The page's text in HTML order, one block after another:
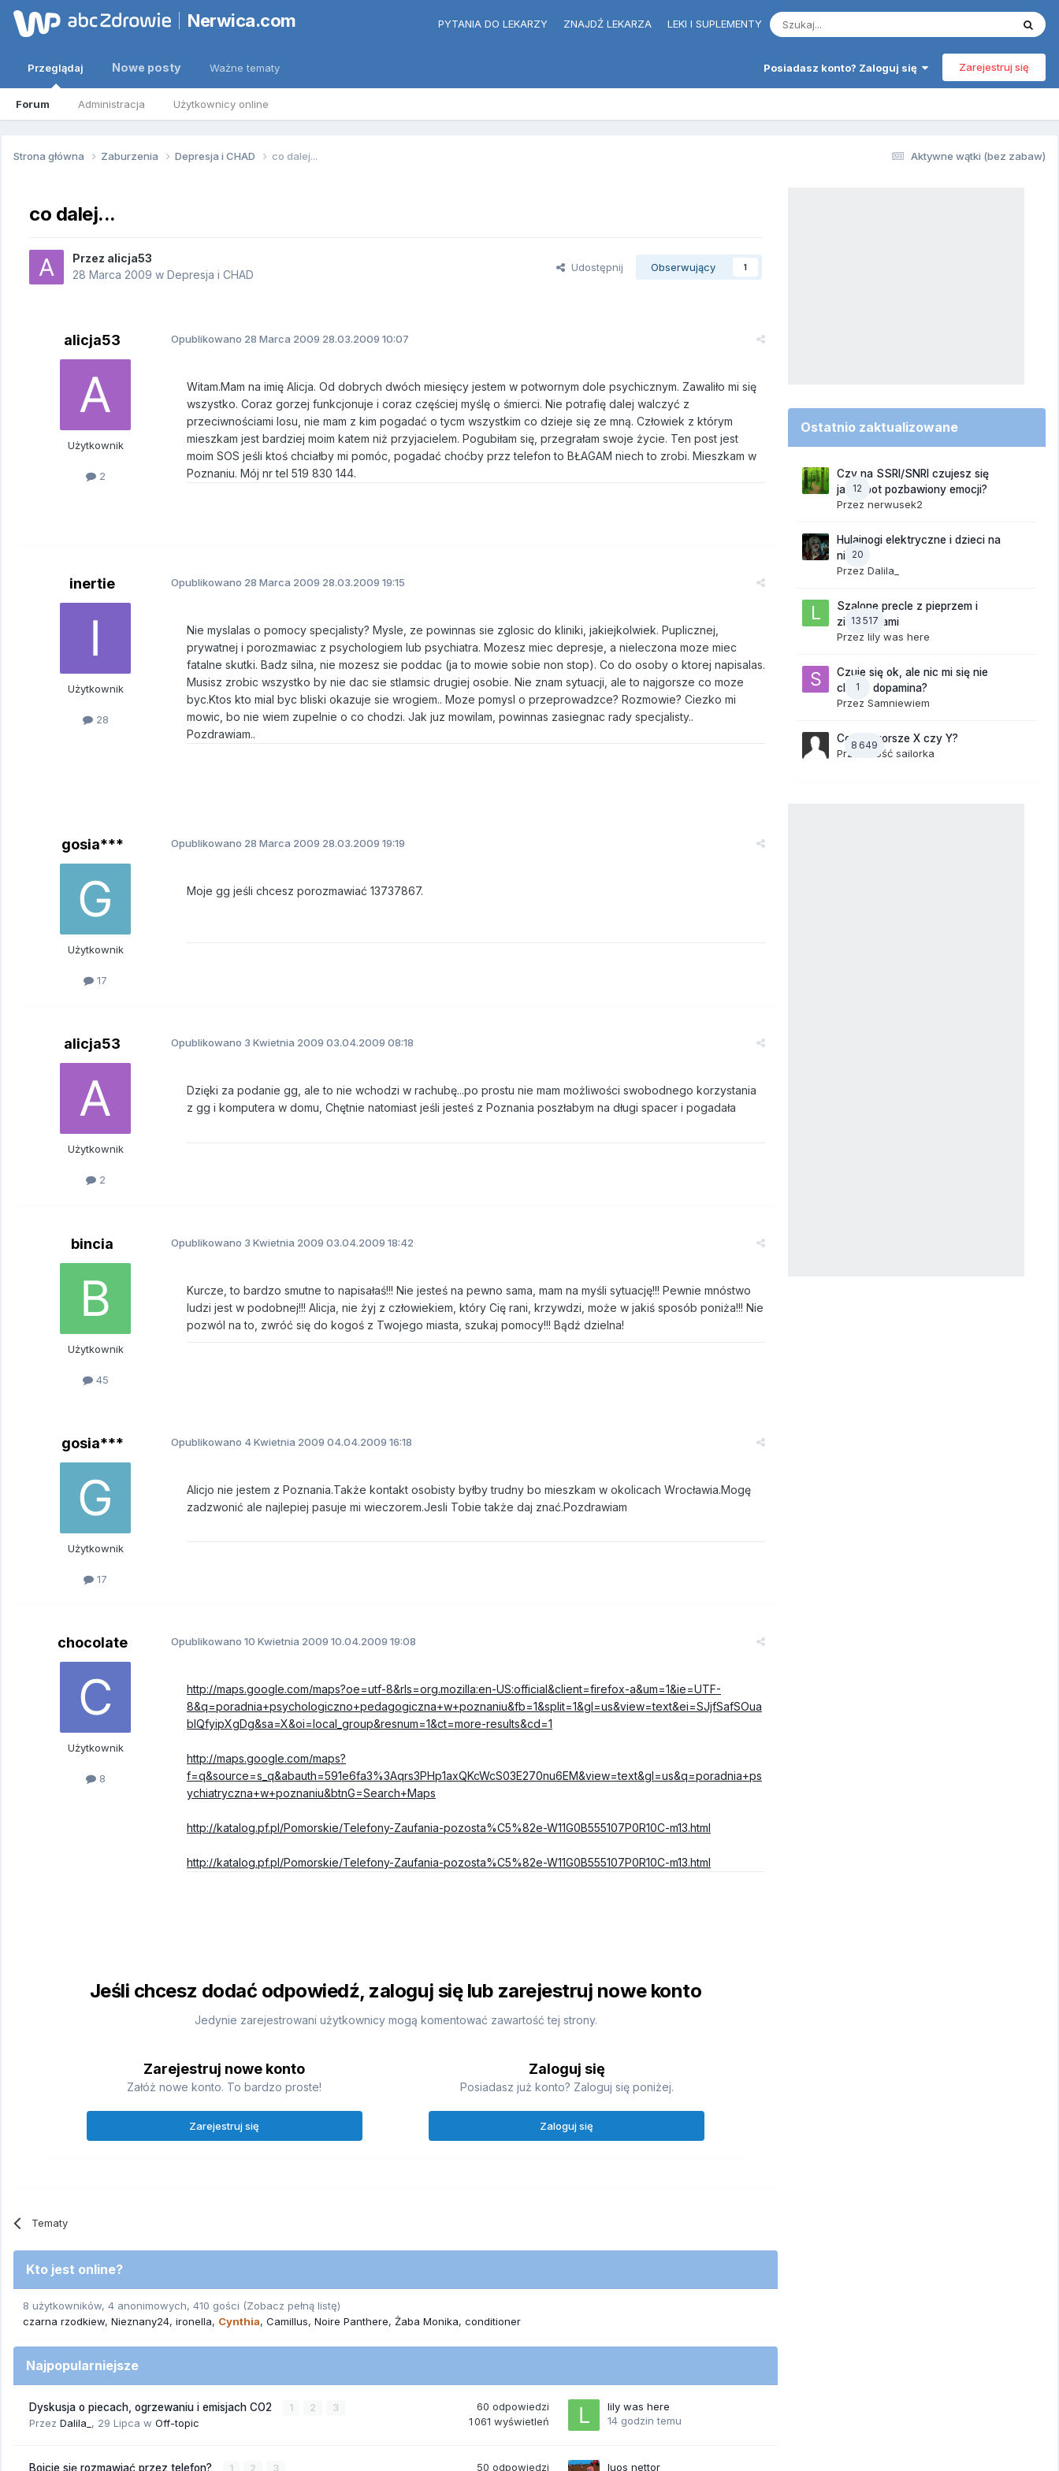
Nerwica.com PYTANIA DO LEKARZY ZNAJDŹ LEKARZA LEKI I SUPLEMENTY
Posiadasz konto? Zaloguj się Zarejestruj się
Przeglądaj
Forum Administracja Użytkownicy online
Nowe posty Ważne tematy
Aktywne wątki (bez zabaw)
Strona główna Zaburzenia Depresja i CHAD co dalej...
co dalej...
Przez alicja53
28 Marca 2009 w Depresja i CHAD
Udostępnij Obserwujący 1
alicja53
Użytkownik
2
Opublikowano 28 Marca 2009 28.03.2009 10:07
Witam.Mam na imię Alicja. Od dobrych dwóch miesięcy jestem w potwornym dole psychicznym. Zawaliło mi się
wszystko. Coraz gorzej funkcjonuje i coraz częściej myślę o śmierci. Nie potrafię dalej walczyć z
przeciwnościami losu, nie mam z kim pogadać o tycm wszystkim co dzieje się ze mną. Człowiek z którym
mieszkam jest bardziej moim katem niż przyjacielem. Pogubiłam się, przegrałam swoje życie. Ten post jest
moim SOS jeśli ktoś chciałby mi pomóc, pogadać choćby przz telefon to BŁAGAM niech to zrobi. Mieszkam w
Poznaniu. Mój nr tel 519 830 144.
inertie
Użytkownik
28
Opublikowano 28 Marca 2009 28.03.2009 19:15
Nie myslalas o pomocy specjalisty? Mysle, ze powinnas sie zglosic do kliniki, jakiejkolwiek. Puplicznej,
prywatnej i porozmawiac z psychologiem lub psychiatra. Mozesz miec depresje, a nieleczona moze miec
fatalne skutki. Badz silna, nie mozesz sie poddac (ja to mowie sobie non stop). Co do osoby o ktorej napisalas.
Musisz zrobic wszystko by nie dac sie stlamsic drugiej osobie. Nie znam sytuacji, ale to najgorsze co moze
byc.Ktos kto mial byc bliski okazuje sie wrogiem.. Moze pomysl o przeprowadzce? Rozmowie? Ciezko mi
mowic, bo nie wiem zupelnie o co chodzi. Jak juz mowilam, powinnas zasiegnac rady specjalisty..
Pozdrawiam..
gosia***
Użytkownik
17
Opublikowano 28 Marca 2009 28.03.2009 19:19
Moje gg jeśli chcesz porozmawiać 13737867.
alicja53
Użytkownik
2
Opublikowano 3 Kwietnia 2009 03.04.2009 08:18
Dzięki za podanie gg, ale to nie wchodzi w rachubę...po prostu nie mam możliwości swobodnego korzystania
z gg i komputera w domu, Chętnie natomiast jeśli jesteś z Poznania poszłabym na długi spacer i pogadała
bincia
Użytkownik
45
Opublikowano 3 Kwietnia 2009 03.04.2009 18:42
Kurcze, to bardzo smutne to napisałaś!!! Nie jesteś na pewno sama, mam na myśli sytuację!!! Pewnie mnóstwo
ludzi jest w podobnej!!! Alicja, nie żyj z człowiekiem, który Cię rani, krzywdzi, może w jakiś sposób poniża!!! Nie
pozwól na to, zwróć się do kogoś z Twojego miasta, szukaj pomocy!!! Bądź dzielna!
gosia***
Użytkownik
17
Opublikowano 4 Kwietnia 2009 04.04.2009 16:18
Alicjo nie jestem z Poznania.Także kontakt osobisty byłby trudny bo mieszkam w okolicach Wrocławia.Mogę
zadzwonić ale najlepiej pasuje mi wieczorem.Jesli Tobie także daj znać.Pozdrawiam
chocolate
Użytkownik
8
Opublikowano 10 Kwietnia 2009 10.04.2009 19:08
http://maps.google.com/maps?oe=utf-8&rls=org.mozilla:en-US:official&client=firefox-a&um=1&ie=UTF-
8&q=poradnia+psychologiczno+pedagogiczna+w+poznaniu&fb=1&split=1&gl=us&view=text&ei=SJjfSafSOua
blQfyipXgDg&sa=X&oi=local_group&resnum=1&ct=more-results&cd=1
http://maps.google.com/maps?
f=q&source=s_q&abauth=591e6fa3%3Aqrs3PHp1axQKcWcS03E270nu6EM&view=text&gl=us&q=poradnia+ps
ychiatryczna+w+poznaniu&btnG=Search+Maps
http://katalog.pf.pl/Pomorskie/Telefony-Zaufania-pozosta%C5%82e-W11G0B555107P0R10C-m13.html
http://katalog.pf.pl/Pomorskie/Telefony-Zaufania-pozosta%C5%82e-W11G0B555107P0R10C-m13.html
Jeśli chcesz dodać odpowiedź, zaloguj się lub zarejestruj nowe konto
Jedynie zarejestrowani użytkownicy mogą komentować zawartość tej strony.
Zarejestruj nowe konto
Załóż nowe konto. To bardzo proste!
Zarejestruj się
Zaloguj się
Posiadasz już konto? Zaloguj się poniżej.
Zaloguj się
Tematy
Kto jest online?
8 użytkowników, 4 anonimowych, 410 gości (Zobacz pełną listę)
czarna rzodkiew Nieznany24 ironella Cynthia Camillus Noire Panthere Żaba Monika conditioner
Najpopularniejsze
Dyskusja o piecach, ogrzewaniu i emisjach CO2 1 2 3
Przez Dalila_ , 29 Lipca w Off-topic
60 odpowiedzi
1 061 wyświetleń
lily was here
14 godzin temu
Boicie się rozmawiać przez telefon? 1 2 3 50 odpowiedzi luos nettor
Ostatnio zaktualizowane
12
Czy na SSRI/SNRI czujesz się
jak robot pozbawiony emocji?
Przez nerwusek2
20
Hulajnogi elektryczne i dzieci na
nich
Przez Dalila_
13 517
Szalone precle z pieprzem i
ziemniakami
Przez lily was here
1
Czuje się ok, ale nic mi się nie
chce - dopamina?
Przez Samniewiem
8 649
Co jest gorsze X czy Y?
Przez Gość sailorka